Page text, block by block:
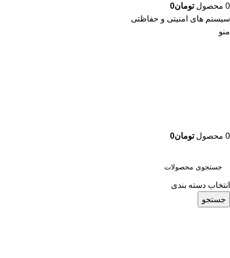
0 محصول تومان0
سیستم های امنیتی و حفاظتی
منو
0 محصول تومان0
انتخاب دسته بندی
جستجو